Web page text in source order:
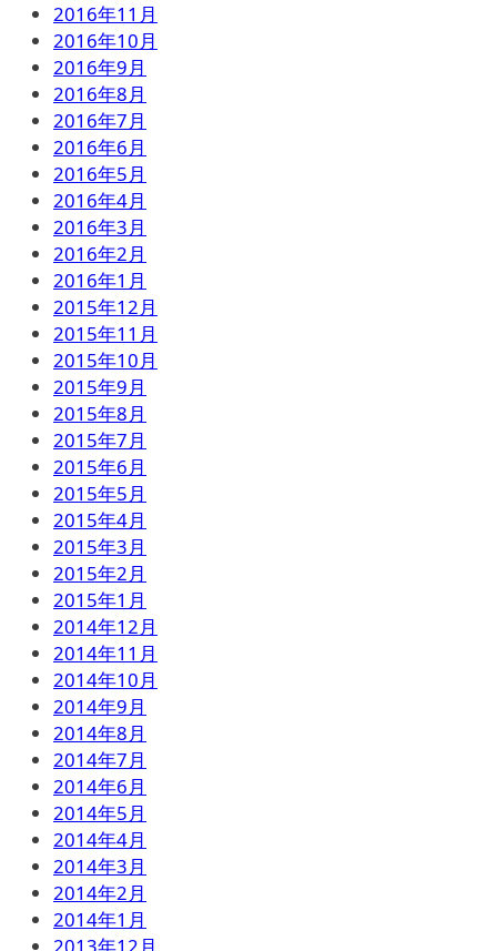
2016年11月
2016年10月
2016年9月
2016年8月
2016年7月
2016年6月
2016年5月
2016年4月
2016年3月
2016年2月
2016年1月
2015年12月
2015年11月
2015年10月
2015年9月
2015年8月
2015年7月
2015年6月
2015年5月
2015年4月
2015年3月
2015年2月
2015年1月
2014年12月
2014年11月
2014年10月
2014年9月
2014年8月
2014年7月
2014年6月
2014年5月
2014年4月
2014年3月
2014年2月
2014年1月